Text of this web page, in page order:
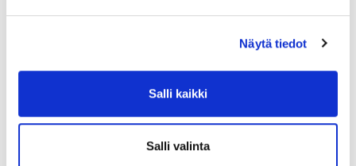
Näytä tiedot
Salli kaikki
Salli valinta